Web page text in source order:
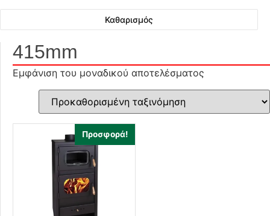
Καθαρισμός
415mm
Εμφάνιση του μοναδικού αποτελέσματος
Προσφορά!